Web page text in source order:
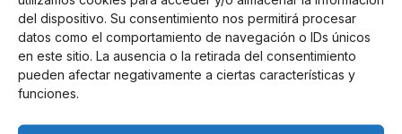
del dispositivo. Su consentimiento nos permitirá procesar
datos como el comportamiento de navegación o IDs únicos
en este sitio. La ausencia o la retirada del consentimiento
pueden afectar negativamente a ciertas características y
funciones.
AUTOR
Juan De Dios Pérez